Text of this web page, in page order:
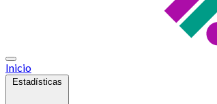
Inicio
Estadísticas